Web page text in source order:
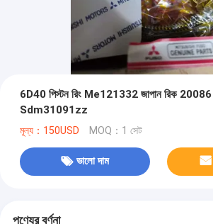
6D40 পিস্টন রিং Me121332 জাপান রিক
Sdm31091zz
মূল্য：150USD MOQ：1 সেট
ভালো দাম
পণ্যের বর্ণনা